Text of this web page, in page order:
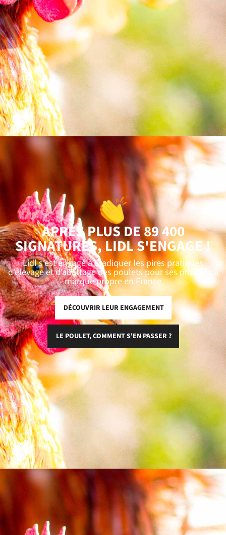
APRÈS PLUS DE 89 400
SIGNATURES, LIDL S'ENGAGE !
Lidl s’est engagé à éradiquer les pires pratiques
d’élevage et d’abattage des poulets pour ses produits à
marque propre en France
DÉCOUVRIR LEUR ENGAGEMENT
LE POULET, COMMENT S'EN PASSER ?